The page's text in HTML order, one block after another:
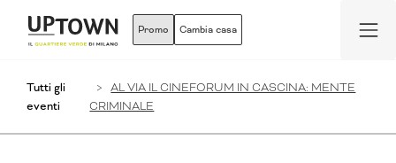
Promo Cambia casa
Tutti gli
eventi
AL VIA IL CINEFORUM IN CASCINA: MENTE
CRIMINALE